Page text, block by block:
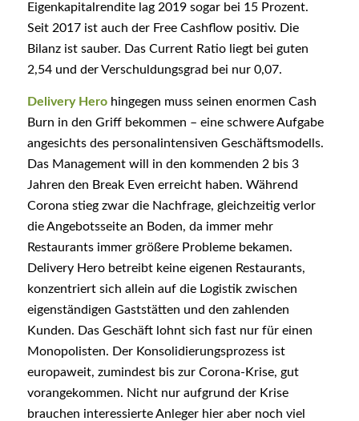
Eigenkapitalrendite lag 2019 sogar bei 15 Prozent.
Seit 2017 ist auch der Free Cashflow positiv. Die
Bilanz ist sauber. Das Current Ratio liegt bei guten
2,54 und der Verschuldungsgrad bei nur 0,07.
Delivery Herohingegen muss seinen enormen Cash
Burn in den Griff bekommen – eine schwere Aufgabe
angesichts des personalintensiven Geschäftsmodells.
Das Management will in den kommenden 2 bis 3
Jahren den Break Even erreicht haben. Während
Corona stieg zwar die Nachfrage, gleichzeitig verlor
die Angebotsseite an Boden, da immer mehr
Restaurants immer größere Probleme bekamen.
Delivery Hero betreibt keine eigenen Restaurants,
konzentriert sich allein auf die Logistik zwischen
eigenständigen Gaststätten und den zahlenden
Kunden. Das Geschäft lohnt sich fast nur für einen
Monopolisten. Der Konsolidierungsprozess ist
europaweit, zumindest bis zur Corona-Krise, gut
vorangekommen. Nicht nur aufgrund der Krise
brauchen interessierte Anleger hier aber noch viel